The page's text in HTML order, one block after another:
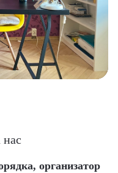
нас
организатор